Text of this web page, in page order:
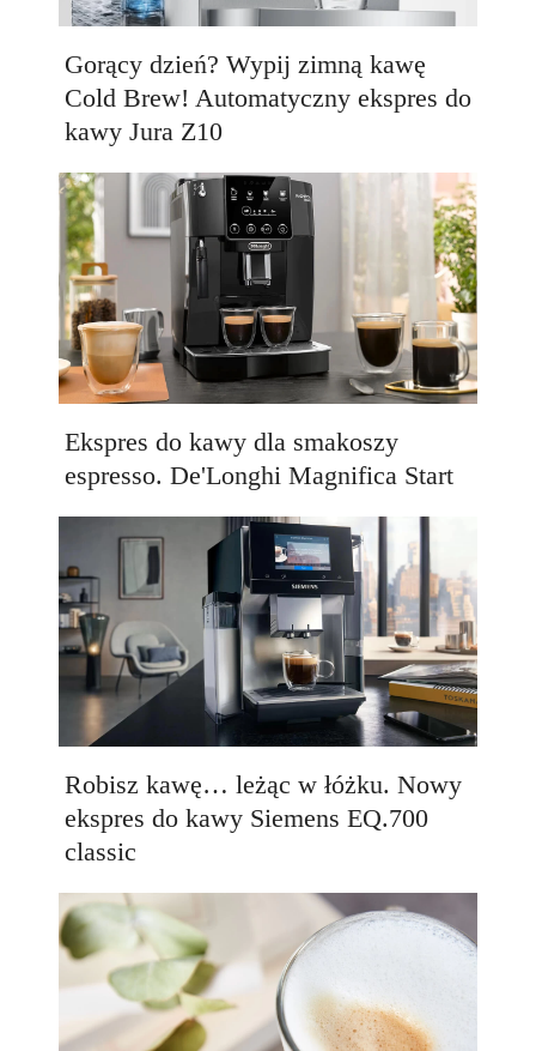
Gorący dzień? Wypij zimną kawę
Cold Brew! Automatyczny ekspres do
kawy Jura Z10
Ekspres do kawy dla smakoszy
espresso. De'Longhi Magnifica Start
Robisz kawę… leżąc w łóżku. Nowy
ekspres do kawy Siemens EQ.700
classic